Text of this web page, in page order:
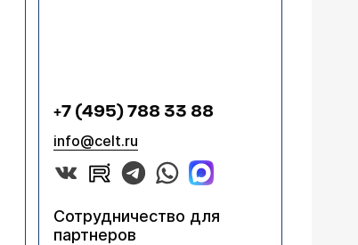
+7 (495) 788 33 88
info@celt.ru
Сотрудничество для
партнеров